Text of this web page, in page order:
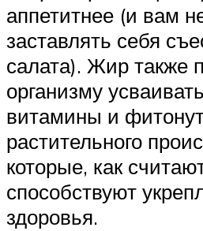
аппетитнее (и вам
заставлять себя
салата). Жир также
организму
витамины и
растительного
которые, как
способствуют
здоровья.